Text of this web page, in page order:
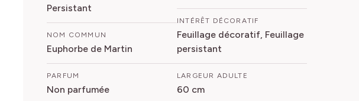
Persistant
NOM COMMUN
Euphorbe de Martin
PARFUM
Non parfumée
INTÉRÊT DÉCORATIF
Feuillage décoratif, Feuillage
persistant
LARGEUR ADULTE
60 cm